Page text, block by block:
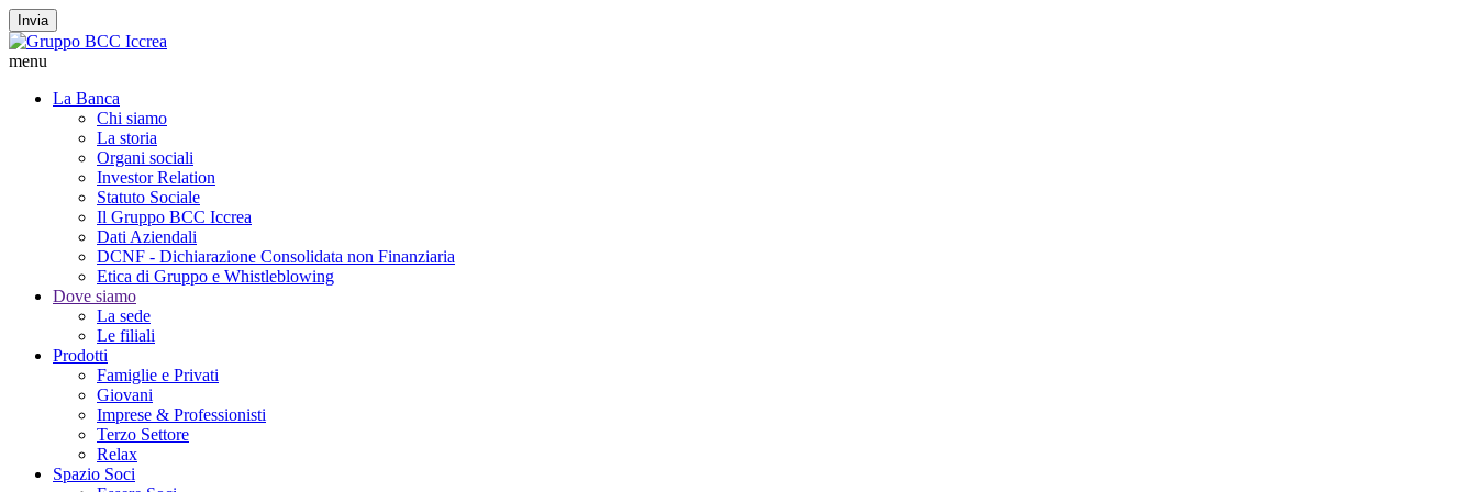
Invia
menu
La Banca
Chi siamo
La storia
Organi sociali
Investor Relation
Statuto Sociale
Il Gruppo BCC Iccrea
Dati Aziendali
DCNF - Dichiarazione Consolidata non Finanziaria
Etica di Gruppo e Whistleblowing
Dove siamo
La sede
Le filiali
Prodotti
Famiglie e Privati
Giovani
Imprese & Professionisti
Terzo Settore
Relax
Spazio Soci